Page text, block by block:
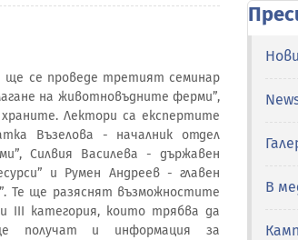
ще се проведе третият семинар
на животновъдните ферми”,
Лектори са експертите
Възелова - началник отдел
Силвия Василева - държавен
и Румен Андреев - главен
Те ще разяснят възможностите
категория, които трябва да
получат и информация за
В